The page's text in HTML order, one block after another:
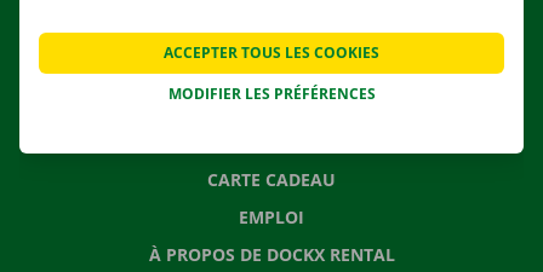
QUESTIONS FRÉQUENTES
CARTE CADEAU
EMPLOI
À PROPOS DE DOCKX RENTAL
MODIFIER LES PRÉFÉRENCES
ACCEPTER TOUS LES COOKIES